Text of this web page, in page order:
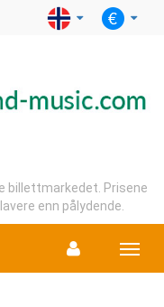
billettmarkedet. Prisene
enn pålydende.
Menu